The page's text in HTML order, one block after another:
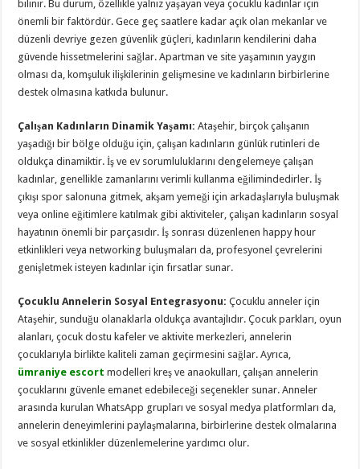
bilinir. Bu durum, özellikle yalnız yaşayan veya çocuklu kadınlar için
önemli bir faktördür. Gece geç saatlere kadar açık olan mekanlar ve
düzenli devriye gezen güvenlik güçleri, kadınların kendilerini daha
güvende hissetmelerini sağlar. Apartman ve site yaşamının yaygın
olması da, komşuluk ilişkilerinin gelişmesine ve kadınların birbirlerine
destek olmasına katkıda bulunur.
Çalışan Kadınların Dinamik Yaşamı: Ataşehir, birçok çalışanın
yaşadığı bir bölge olduğu için, çalışan kadınların günlük rutinleri de
oldukça dinamiktir. İş ve ev sorumluluklarını dengelemeye çalışan
kadınlar, genellikle zamanlarını verimli kullanma eğilimindedirler. İş
çıkışı spor salonuna gitmek, akşam yemeği için arkadaşlarıyla buluşmak
veya online eğitimlere katılmak gibi aktiviteler, çalışan kadınların sosyal
hayatının önemli bir parçasıdır. İş sonrası düzenlenen happy hour
etkinlikleri veya networking buluşmaları da, profesyonel çevrelerini
genişletmek isteyen kadınlar için fırsatlar sunar.
Çocuklu Annelerin Sosyal Entegrasyonu: Çocuklu anneler için
Ataşehir, sunduğu olanaklarla oldukça avantajlıdır. Çocuk parkları, oyun
alanları, çocuk dostu kafeler ve aktivite merkezleri, annelerin
çocuklarıyla birlikte kaliteli zaman geçirmesini sağlar. Ayrıca,
ümraniye escort modelleri kreş ve anaokulları, çalışan annelerin
çocuklarını güvenle emanet edebileceği seçenekler sunar. Anneler
arasında kurulan WhatsApp grupları ve sosyal medya platformları da,
annelerin deneyimlerini paylaşmalarına, birbirlerine destek olmalarına
ve sosyal etkinlikler düzenlemelerine yardımcı olur.